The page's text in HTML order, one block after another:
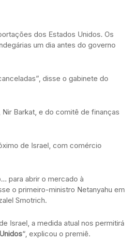
dos Estados Unidos. Os
um dia antes do governo
disse o gabinete do
Barkat, e do comitê de finanças
de Israel, com comércio
para abrir o mercado à
o primeiro-ministro Netanyahu em
Smotrich.
Israel, a medida atual nos permitirá
“, explicou o premiê.